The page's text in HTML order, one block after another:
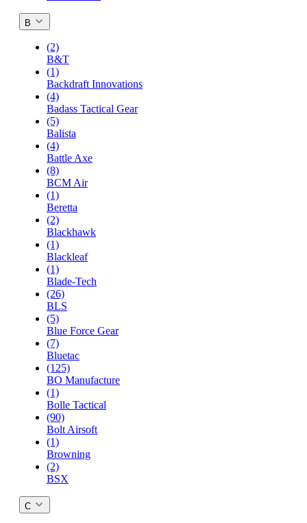
B
(2)
B&T
(1)
Backdraft Innovations
(4)
Badass Tactical Gear
(5)
Balista
(4)
Battle Axe
(8)
BCM Air
(1)
Beretta
(2)
Blackhawk
(1)
Blackleaf
(1)
Blade-Tech
(26)
BLS
(5)
Blue Force Gear
(7)
Bluetac
(125)
BO Manufacture
(1)
Bolle Tactical
(90)
Bolt Airsoft
(1)
Browning
(2)
BSX
C